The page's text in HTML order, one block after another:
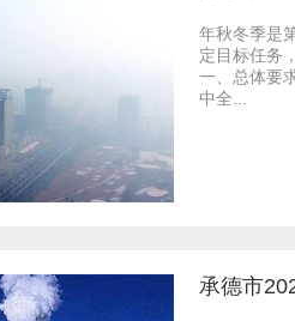
年秋冬季是
定目标任务
一、总体要
中全...
承德市